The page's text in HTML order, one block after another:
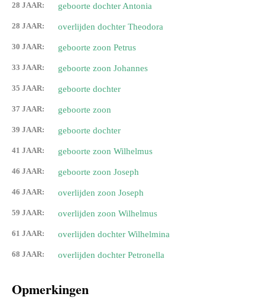
28 JAAR: geboorte dochter Antonia
28 JAAR: overlijden dochter Theodora
30 JAAR: geboorte zoon Petrus
33 JAAR: geboorte zoon Johannes
35 JAAR: geboorte dochter
37 JAAR: geboorte zoon
39 JAAR: geboorte dochter
41 JAAR: geboorte zoon Wilhelmus
46 JAAR: geboorte zoon Joseph
46 JAAR: overlijden zoon Joseph
59 JAAR: overlijden zoon Wilhelmus
61 JAAR: overlijden dochter Wilhelmina
68 JAAR: overlijden dochter Petronella
Opmerkingen